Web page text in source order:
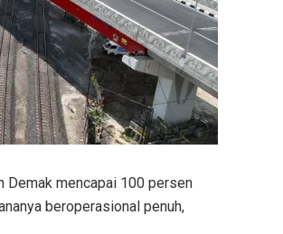
Demak mencapai 100 persen
beroperasional penuh,